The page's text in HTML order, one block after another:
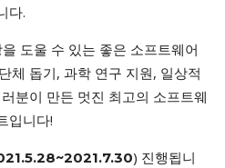
다.
도울 수 있는 좋은 소프트웨어
체 돕기, 과학 연구 지원, 일상적
분이 만든 멋진 최고의 소프트웨
입니다!
) 진행됩니